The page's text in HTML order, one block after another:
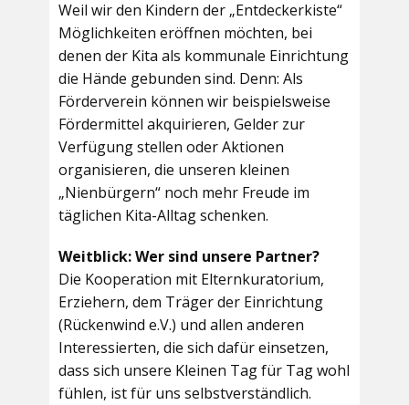
Weil wir den Kindern der „Entdeckerkiste“
Möglichkeiten eröffnen möchten, bei
denen der Kita als kommunale Einrichtung
die Hände gebunden sind. Denn: Als
Förderverein können wir beispielsweise
Fördermittel akquirieren, Gelder zur
Verfügung stellen oder Aktionen
organisieren, die unseren kleinen
„Nienbürgern“ noch mehr Freude im
täglichen Kita-Alltag schenken.
Weitblick: Wer sind unsere Partner?
Die Kooperation mit Elternkuratorium,
Erziehern, dem Träger der Einrichtung
(Rückenwind e.V.) und allen anderen
Interessierten, die sich dafür einsetzen,
dass sich unsere Kleinen Tag für Tag wohl
fühlen, ist für uns selbstverständlich.